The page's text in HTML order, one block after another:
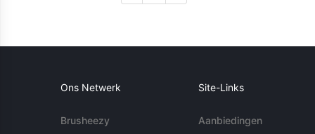
Ons Netwerk
Brusheezy
Site-Links
Aanbiedingen